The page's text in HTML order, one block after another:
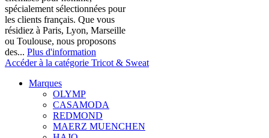
spécialement sélectionnées pour
les clients français. Que vous
résidiez à Paris, Lyon, Marseille
ou Toulouse, nous proposons
des... Plus d'information
Accéder à la catégorie Tricot & Sweat
Marques
OLYMP
CASAMODA
REDMOND
MAERZ MUENCHEN